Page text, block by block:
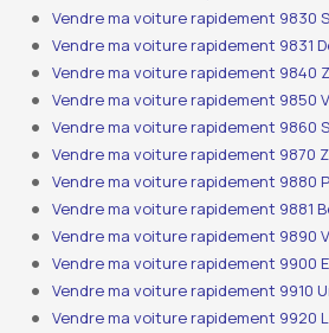
Vendre ma voiture rapidement 9830
Vendre ma voiture rapidement 9831
Vendre ma voiture rapidement 9840
Vendre ma voiture rapidement 9850
Vendre ma voiture rapidement 9860
Vendre ma voiture rapidement 9870
Vendre ma voiture rapidement 9880
Vendre ma voiture rapidement 9881
Vendre ma voiture rapidement 9890
Vendre ma voiture rapidement 9900
Vendre ma voiture rapidement 9910
Vendre ma voiture rapidement 9920